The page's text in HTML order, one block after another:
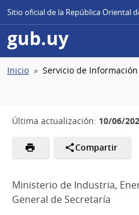
Sitio oficial de la República Oriental
gub.uy
Ruta
Inicio Servicio de
Última actualización: 10/06/
Compartir
Ministerio de Industria,
General de Secretaría